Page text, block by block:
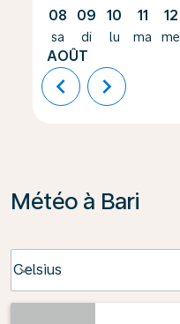
08
sa
AOÛT
09
di
10
lu
11
ma
12
me
chevron_left chevron_right
Météo à Bari
Celsius
keyboard_arrow_down